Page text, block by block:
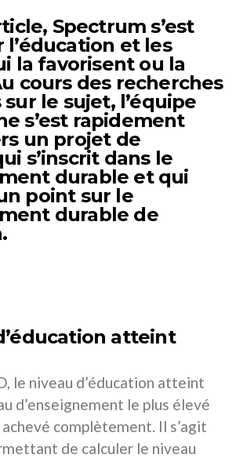
Spectrum s’est
l’éducation et les
la favorisent ou la
cours des recherches
le sujet, l’équipe
s’est rapidement
un projet de
s’inscrit dans le
durable et qui
point sur le
durable de
atteint
le niveau d’éducation atteint
d’enseignement le plus élevé
achevé complètement. Il s’agit
de calculer le niveau